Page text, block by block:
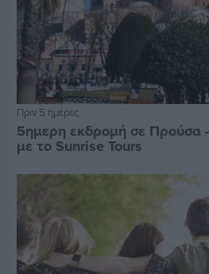
Πριν 5 ημέρες
5ημερη εκδρομή σε Προύσα
με το Sunrise Tours